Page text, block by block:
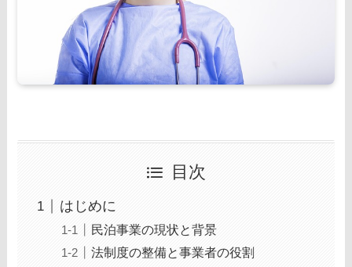
目次
はじめに
民泊事業の現状と背景
法制度の整備と事業者の役割